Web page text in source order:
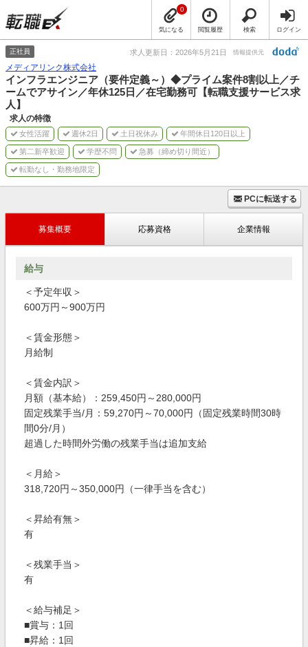
気になる
0
閲覧履歴 検索 ログイン
正社員 求人更新日：2026年5月21日 情報提供元
メディアリンク株式会社
インフラエンジニア（要件定義～）◆プライム案件8割以上／チ
ームでアサイン／年休125日／在宅勤務可【転職支援サービス求
人】
求人の特徴
女性活躍 週休2日 土日祝休み 年間休日120日以上
第二新卒歓迎 学歴不問 急募（締め切り間近）
転勤なし・勤務地限定
PCに転送する
募集概要 応募資格 企業情報
給与
＜予定年収＞
600万円～900万円
＜賃金形態＞
月給制
＜賃金内訳＞
月額（基本給）：259,450円～280,000円
固定残業手当/月：59,270円～70,000円（固定残業時間30時
間0分/月）
超過した時間外労働の残業手当は追加支給
＜月給＞
318,720円～350,000円（一律手当を含む）
＜昇給有無＞
有
＜残業手当＞
有
＜給与補足＞
■賞与：1回
■昇給：1回